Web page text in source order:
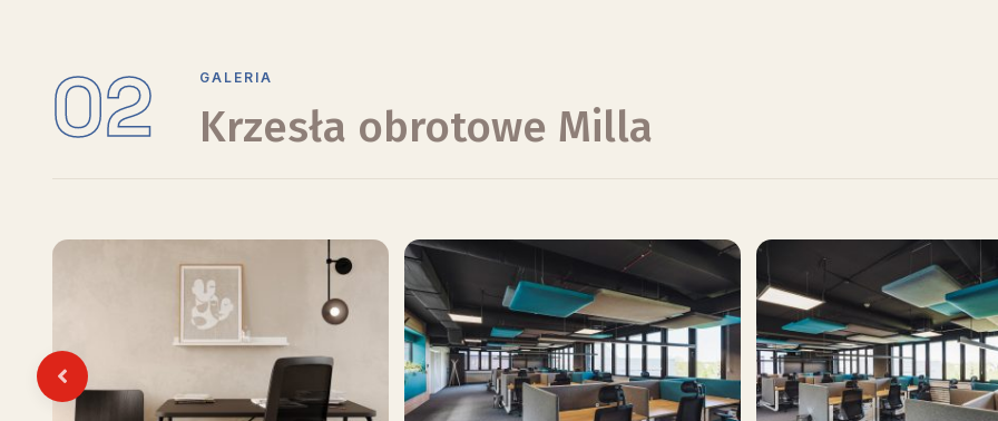
02 GALERIA
Krzesła obrotowe Milla
Previous